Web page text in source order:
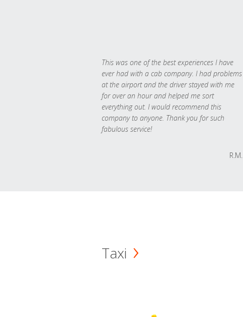
This was one of the best experiences I have
ever had with a cab company. I had problems
at the airport and the driver stayed with me
for over an hour and helped me sort
everything out. I would recommend this
company to anyone. Thank you for such
fabulous service!
R.M.
Taxi